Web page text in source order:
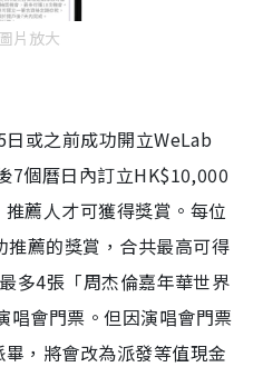
片放大
或之前成功開立WeLab
7個曆日內訂立HK$10,000
薦人才可獲得獎賞。每位
薦的獎賞，合共最高可得
多4張「周杰倫嘉年華世界
唱會門票。但因演唱會門票
，將會改為派發等值現金